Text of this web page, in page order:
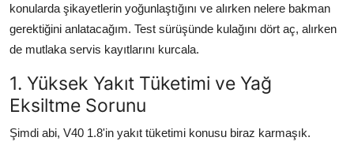
Multimedya & Elektronik
konularda şikayetlerin yoğunlaştığını ve alırken nelere bakman
gerektiğini anlatacağım. Test sürüşünde kulağını dört aç, alırken
de mutlaka servis kayıtlarını kurcala.
1. Yüksek Yakıt Tüketimi ve Yağ
Eksiltme Sorunu
Şimdi abi, V40 1.8'in yakıt tüketimi konusu biraz karmaşık.